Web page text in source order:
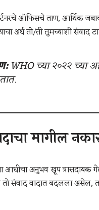
ऑफिसचे ताण, आर्थिक
अर्थ तो/ती तुमच्याशी
WHO च्या २०२२ च्या
मागील
आधीचा अनुभव खूप त्रासदायक
तो संवाद वादात बदलला असेल,